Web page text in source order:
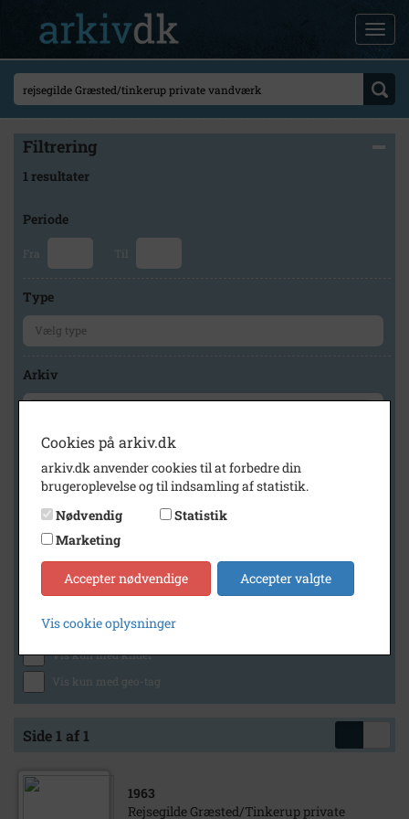
Filtrering
1 resultater
Periode
Fra Til
Type
Arkiv
Geografi
Generelt
Vis kun med billeder
Vis kun med lydklip
Vis kun med kilder
Vis kun med geo-tag
Side 1 af 1
1963
Rejsegilde Græsted/Tinkerup private
Cookies på arkiv.dk
arkiv.dk anvender cookies til at forbedre din
brugeroplevelse og til indsamling af statistik.
Nødvendig
Statistik
Marketing
Accepter nødvendige Accepter valgte
Vis cookie oplysninger